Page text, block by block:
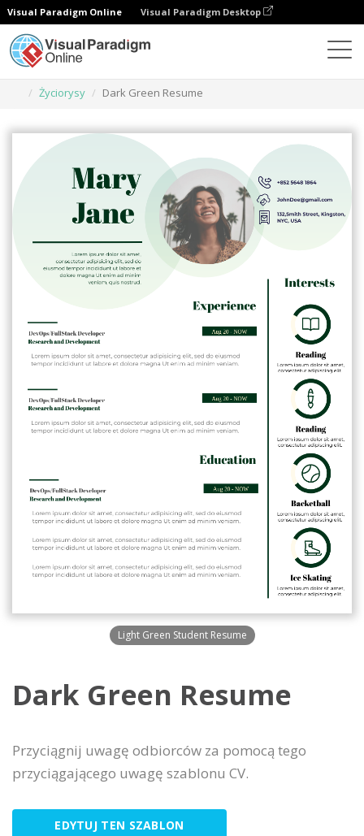
Visual Paradigm Online Visual Paradigm Desktop
Życiorysy
Dark Green Resume
Light Green Student Resume
Dark Green Resume
Przyciągnij uwagę odbiorców za pomocą tego
przyciągającego uwagę szablonu CV.
EDYTUJ TEN SZABLON